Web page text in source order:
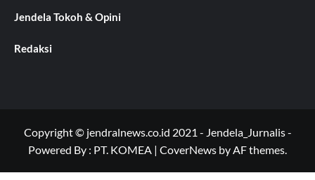
Jendela Tokoh & Opini
Redaksi
Copyright © jendralnews.co.id 2021 - Jendela_Jurnalis -
Powered By : PT. KOMEA | CoverNews by AF themes.